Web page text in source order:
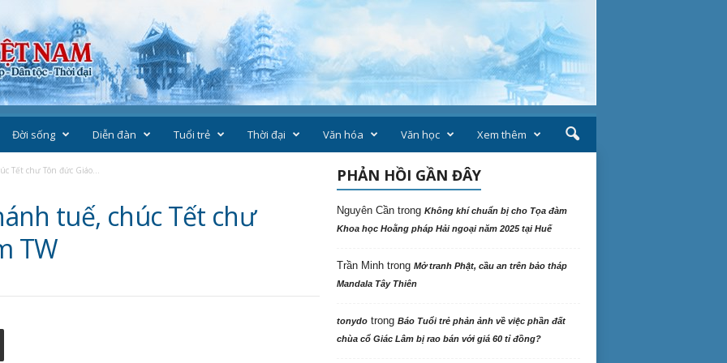
Đời sống Diễn đàn Tuổi trẻ Thời đại Văn hóa Văn học Xem thêm
Tết chư Tôn đức Giáo...
tuế, chúc Tết chư
TW
PHẢN HỒI GẦN ĐÂY
Nguyên Cầntrong Không khí chuẩn bị cho Tọa đàm
Khoa học Hoằng pháp Hải ngoại năm 2025 tại Huế
Trần Minhtrong Mở tranh Phật, cầu an trên bảo tháp
Mandala Tây Thiên
tonydotrong Báo Tuổi trẻ phản ảnh về việc phần đất
chùa cổ Giác Lâm bị rao bán với giá 60 tỉ đồng?